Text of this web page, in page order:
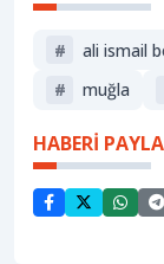
# ali ismail
#
muğla
HABERİ